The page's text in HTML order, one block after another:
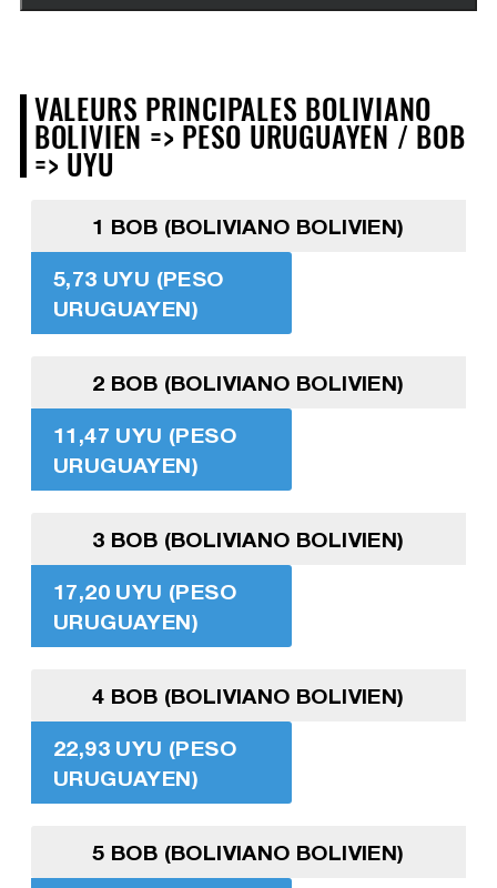
VALEURS PRINCIPALES BOLIVIANO
BOLIVIEN => PESO URUGUAYEN / BOB
=> UYU
1 BOB (BOLIVIANO BOLIVIEN)
5,73 UYU (PESO
URUGUAYEN)
2 BOB (BOLIVIANO BOLIVIEN)
11,47 UYU (PESO
URUGUAYEN)
3 BOB (BOLIVIANO BOLIVIEN)
17,20 UYU (PESO
URUGUAYEN)
4 BOB (BOLIVIANO BOLIVIEN)
22,93 UYU (PESO
URUGUAYEN)
5 BOB (BOLIVIANO BOLIVIEN)